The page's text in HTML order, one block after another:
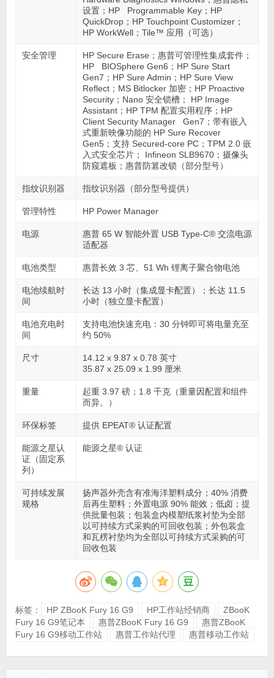
设置；HP Programmable Key；HP
QuickDrop；HP Touchpoint Customizer；
HP WorkWell；Tile™ 应用（可选）
安全管理
HP Secure Erase；惠普可管理性集成套件；
HP BIOSphere Gen6；HP Sure Start
Gen7；HP Sure Admin；HP Sure View
Reflect；MS Bitlocker 加密；HP Proactive
Security；Nano 安全锁槽； HP Image
Assistant；HP TPM 配置实用程序；HP
Client Security Manager Gen7；带有嵌入
式重新映像功能的 HP Sure Recover
Gen5；支持 Secured-core PC；TPM 2.0 嵌
入式安全芯片； Infineon SLB9670；摄像头
防窥遮板；惠普防篡改锁（部分型号）
指纹识别器 指纹识别器（部分型号提供）
管理特性 HP Power Manager
电源
惠普 65 W 智能外置 USB Type-C® 交流电源
适配器
电池类型 惠普长效 3 芯、51 Wh 锂离子聚合物电池
电池续航时
间
长达 13 小时（集成显卡配置）；长达 11.5
小时（独立显卡配置）
电池充电时
间
支持电池快速充电：30 分钟即可将电量充至
约 50%
尺寸
14.12 x 9.87 x 0.78 英寸
35.87 x 25.09 x 1.99 厘米
重量
起重 3.97 磅；1.8 千克（重量因配置和组件
而异。）
环保标签 提供 EPEAT® 认证配置
能源之星认
证（固定系
列）
能源之星® 认证
可持续发展
规格
扬声器外壳含有准海洋塑料成分；40% 消费
后再生塑料；外置电源 90% 能效；低卤；提
供批量包装；包装盒内模塑纸浆衬垫为全部
以可持续方式采购的可回收包装；外包装盒
和瓦楞衬垫均为全部以可持续方式采购的可
回收包装
标签： HP ZBooK Fury 16 G9 HP工作站经销商
ZBooK
Fury 16 G9笔记本
惠普ZBooK Fury 16 G9
惠普ZBooK
Fury 16 G9移动工作站
惠普工作站代理 惠普移动工作站